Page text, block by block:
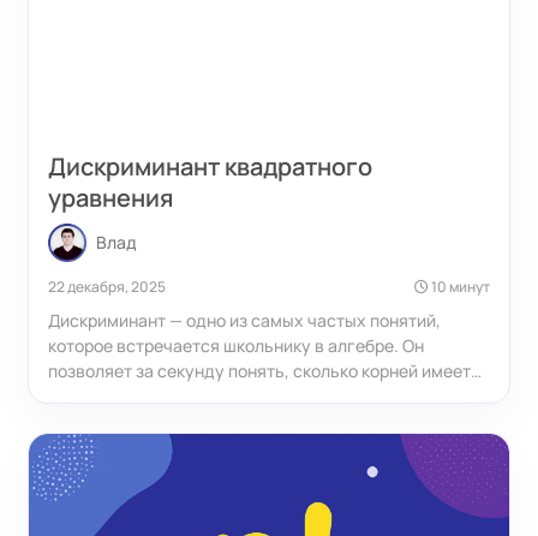
Дискриминант квадратного
уравнения
Влад
22 декабря, 2025 10 минут
Дискриминант — одно из самых частых понятий,
которое встречается школьнику в алгебре. Он
позволяет за секунду понять, сколько корней имеет
дискриминантом не обойтись ни на контрольных, ни
на ОГЭ, ни на ЕГЭ, ни в задачах по физике или
геометрии.